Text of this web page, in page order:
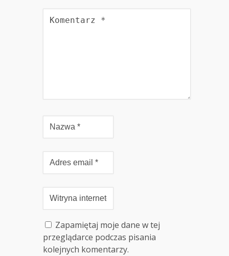
Zapamiętaj moje dane w tej
przeglądarce podczas pisania
kolejnych komentarzy.